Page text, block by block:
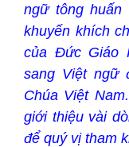
ngữ tông huấn
khuyến khích
của Đức Giáo
sang Việt ngữ
Chúa Việt
giới thiệu vài
để quý vị tham